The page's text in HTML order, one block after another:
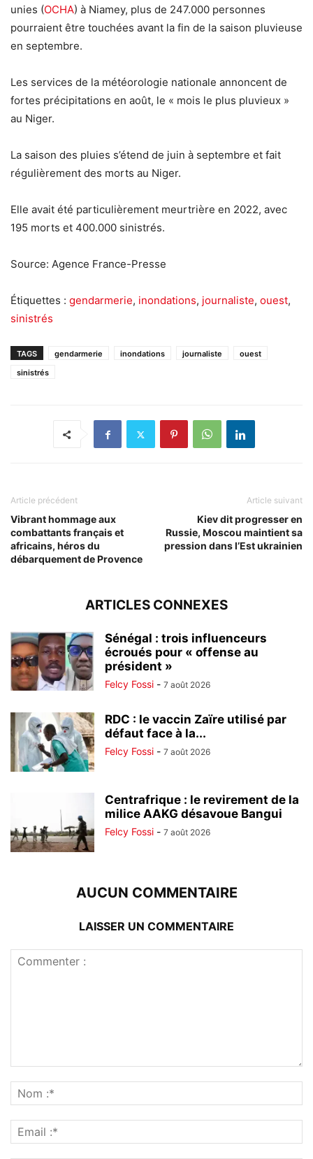
unies (OCHA) à Niamey, plus de 247.000 personnes
pourraient être touchées avant la fin de la saison pluvieuse
en septembre.
Les services de la météorologie nationale annoncent de
fortes précipitations en août, le « mois le plus pluvieux »
au Niger.
La saison des pluies s’étend de juin à septembre et fait
régulièrement des morts au Niger.
Elle avait été particulièrement meurtrière en 2022, avec
195 morts et 400.000 sinistrés.
Source: Agence France-Presse
Étiquettes : gendarmerie, inondations, journaliste, ouest,
sinistrés
TAGS gendarmerie inondations journaliste
ouest
sinistrés
Article précédent
Vibrant hommage aux
combattants français et
africains, héros du
débarquement de Provence
Article suivant
Kiev dit progresser en
Russie, Moscou maintient sa
pression dans l’Est ukrainien
ARTICLES CONNEXES
Sénégal : trois influenceurs
écroués pour « offense au
président »
Felcy Fossi - 7 août 2026
RDC : le vaccin Zaïre utilisé par
défaut face à la...
Felcy Fossi - 7 août 2026
Centrafrique : le revirement de la
milice AAKG désavoue Bangui
Felcy Fossi - 7 août 2026
AUCUN COMMENTAIRE
LAISSER UN COMMENTAIRE